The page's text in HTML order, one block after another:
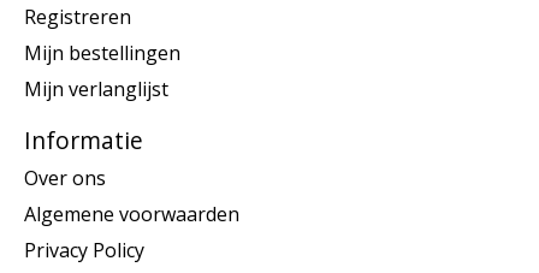
Registreren
Mijn bestellingen
Mijn verlanglijst
Informatie
Over ons
Algemene voorwaarden
Privacy Policy